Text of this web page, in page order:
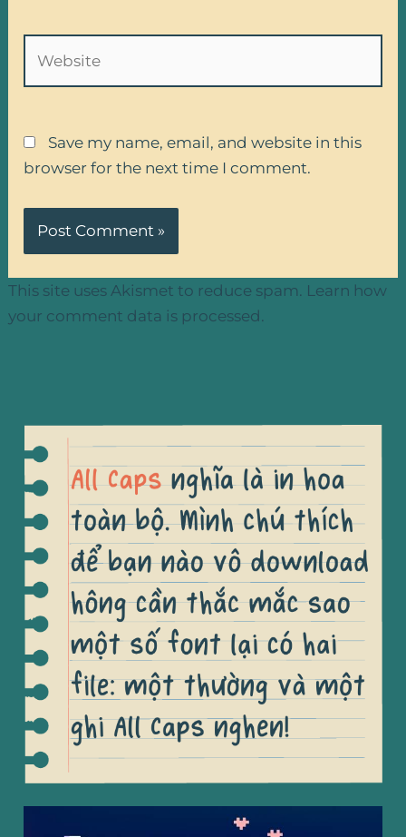
Save my name, email, and website in this
browser for the next time I comment.
This site uses Akismet to reduce spam. Learn how
your comment data is processed.